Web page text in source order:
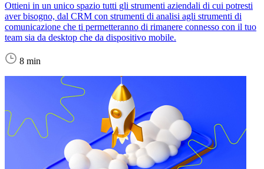
Ottieni in un unico spazio tutti gli strumenti aziendali di cui potresti
aver bisogno, dal CRM con strumenti di analisi agli strumenti di
comunicazione che ti permetteranno di rimanere connesso con il tuo
team sia da desktop che da dispositivo mobile.
8 min